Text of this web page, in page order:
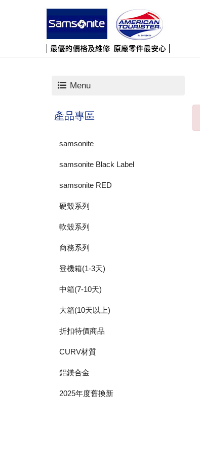
Menu
產品專區
samsonite
samsonite Black Label
samsonite RED
硬殼系列
軟殼系列
商務系列
登機箱(1-3天)
中箱(7-10天)
大箱(10天以上)
折扣特價商品
CURV材質
鋁鎂合金
2025年度舊換新